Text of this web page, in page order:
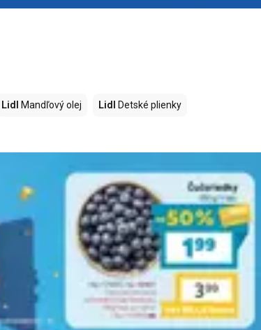
Lidl Mandľový olej Lidl Detské plienky